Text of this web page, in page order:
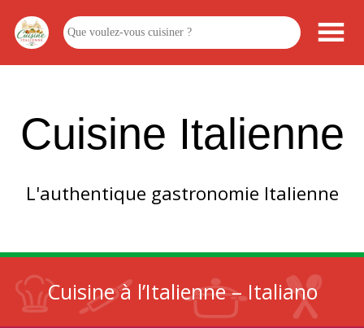
Cuisine Italienne
L'authentique gastronomie Italienne
Cuisine à l’Italienne – Italiano